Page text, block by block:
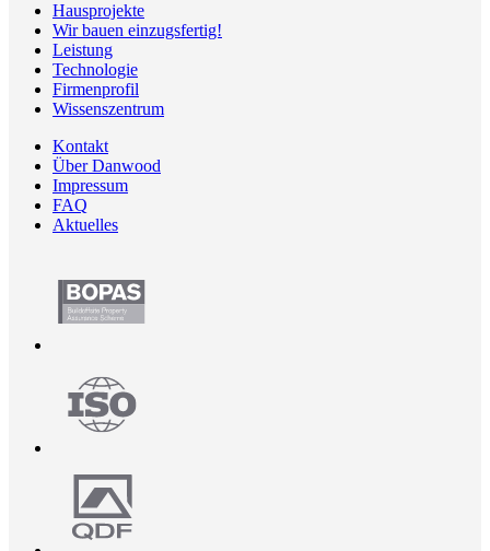
Hausprojekte
Wir bauen einzugsfertig!
Leistung
Technologie
Firmenprofil
Wissenszentrum
Kontakt
Über Danwood
Impressum
FAQ
Aktuelles